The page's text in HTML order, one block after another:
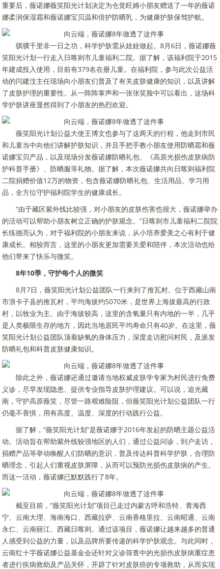
重要后，薇诺娜薇笑阳光计划决定为仓觉旺姆小朋友赠送了一年的薇诺
娜柔润保湿霜和薇诺娜宝贝温和倍护防晒乳，为健康护肤保驾护航。
骐骥千里非一日之功，科学护肤需从娃娃做起。8月6日，薇诺娜薇
笑阳光计划一行走入日喀则市儿童福利二院。据了解，该福利院于2015
年建成投入使用，目前有379名在册儿童。在福利院，参与此次公益活
动的闫建汶主任现场向小朋友们普及了有关皮肤健康的知识，以及讲解
了皮肤护理的重要性。从一阵阵掌声和一张张笑脸中可以看出，这场科
学护肤讲座显然得到了小朋友的热烈欢迎。
薇笑阳光计划公益大使王博文也参与了这两天的行程，他走到市民
和儿童当中向他们讲解护肤知识，并且手把手教小朋友使用防晒霜和薇
诺娜宝贝产品，以及现场分发薇诺娜防晒礼包、《高原光损伤皮肤病防
护科普手册》、防晒服等礼物。据了解，本次薇诺娜共向日喀则福利院
二院捐赠价值12万的物资，包含薇诺娜防晒礼包、生活用品、学习用
品，全方位守护福利院学生的健康成长。
“由于藏区紫外线比较强，对小朋友的皮肤伤害也很大，薇诺娜举办
的活动可以帮助小朋友树立正确的护肤观念。”日喀则市儿童福利二院院
长练德亮认为，对于福利院的小朋友来说，从小培养爱美之心有利于健
康成长。相较而言，这里的小朋友更加需要关爱和陪伴，本次活动也给
他们带来了快乐与微笑。
8年10季，守护每个人的微笑
8月7日，薇笑阳光计划公益团队一行来到了推瓦村。位于西藏山南
市浪卡子县的推瓦村，平均海拔约5070米，是世界上海拔最高的行政
村，以牧业为主。由于海拔较高，这里的含氧量只有内地的一半，几乎
是人类极限生存的地方，因此当地居民平均寿命只有40岁。在这里，薇
笑阳光计划公益团队顶着缺氧的身体压力，深度走访慰问村民，及派发
防晒礼包和科普皮肤健康知识。
除此之外，薇诺娜还通过邀请当地权威皮肤学专家为村民进行免费
义诊，尽早发现隐患、提供专业指导皮肤护理建议。可以说，追光藏
南，守护高原薇笑，尽管一路艰难险阻，但薇笑阳光计划公益团队一行
仍毫不畏惧，用有高度、温度、深度的行动践行公益。
据了解，“薇笑阳光计划”是薇诺娜于2016年发起的防晒主题公益活
动。活动旨在帮助紫外线较强地区的人们，通过公益问诊，到户走访，
捐赠产品等举动唤醒人们防晒的意识，普及传达科普科学护肤，合理防
晒理念，引起人们重视皮肤屏障，从而可以预防光损伤皮肤病的产生。
而这一活动，薇诺娜已默默践行了8年。
截至目前，“薇笑阳光计划”项目已走过内蒙古呼和浩特、青海西
宁、云南大理、海南海口、西藏拉萨、云南香格里拉、云南昭通、云南
永仁、云南丽江、西藏日喀则。通过该项目，薇诺娜让越来越多的普通
人感受到公益的力量，以及品牌所要传递的科学护肤观念。与此同时，
云南红十字薇诺娜公益基金会还针对义诊筛查中的光损伤皮肤病重症患
者进行疾病救助及产品关怀，开辟了针对皮肤癌的专项救助，从而实现